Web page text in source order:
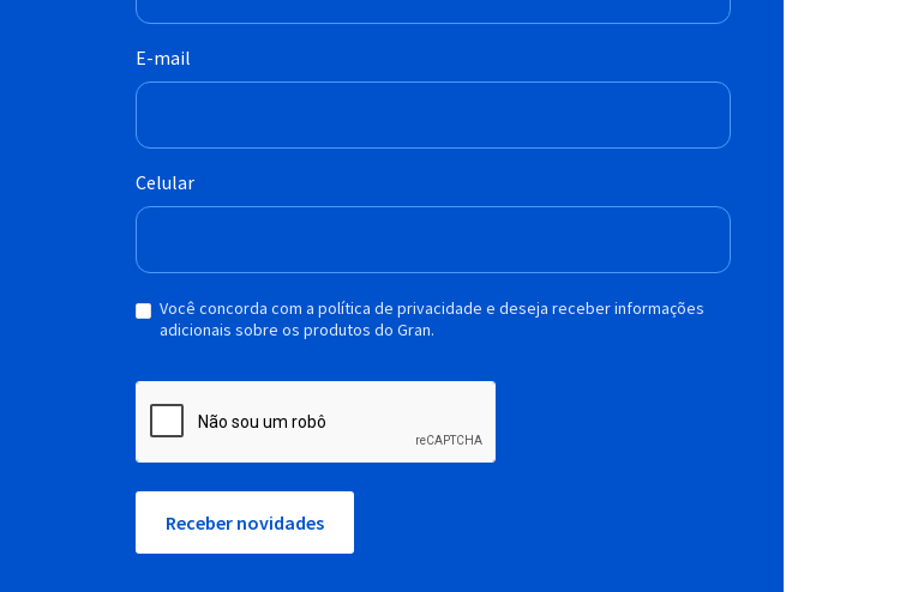
E-mail
Celular
Você concorda com a política de privacidade e deseja receber informações
adicionais sobre os produtos do Gran.
Receber novidades